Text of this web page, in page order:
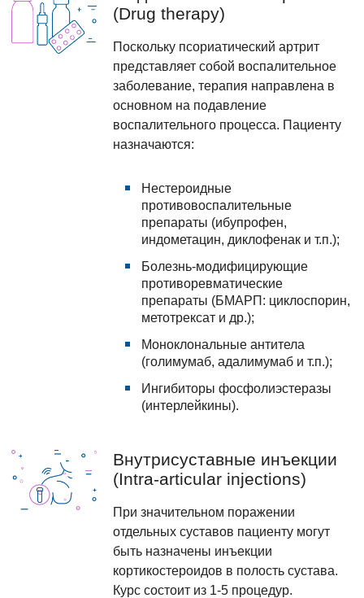
(Drug therapy)
Поскольку псориатический артрит
представляет собой воспалительное
заболевание, терапия направлена в
основном на подавление
воспалительного процесса. Пациенту
назначаются:
Нестероидные
противовоспалительные
препараты (ибупрофен,
индометацин, диклофенак и т.п.);
Болезнь-модифицирующие
противоревматические
препараты (БМАРП: циклоспорин,
метотрексат и др.);
Моноклональные антитела
(голимумаб, адалимумаб и т.п.);
Ингибиторы фосфолиэстеразы
(интерлейкины).
Внутрисуставные инъекции
(Intra-articular injections)
При значительном поражении
отдельных суставов пациенту могут
быть назначены инъекции
кортикостероидов в полость сустава.
Курс состоит из 1-5 процедур.